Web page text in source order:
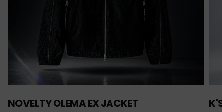
NOVELTY OLEMA EX JACKET